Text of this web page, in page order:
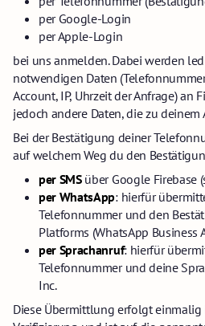
per Google-Login
per Apple-Login
bei uns anmelden. Dabei werden
notwendigen Daten
Account, IP, Uhrzeit der Anfrage) an
jedoch andere Daten, die zu deinem
Bei der Bestätigung deiner
auf welchem Weg du den
per SMSüber Google Firebase
per WhatsApp: hierfür
Telefonnummer und den
Platforms (WhatsApp Business
per Sprachanruf: hierfür
Telefonnummer und deine
Inc.
Diese Übermittlung erfolgt